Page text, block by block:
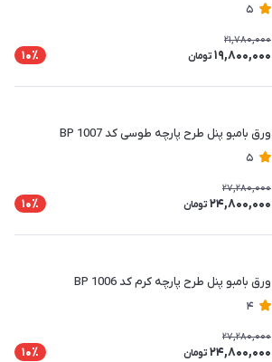
5
21,780,000
19,800,000 تومان 10٪
ورق بامبو پنل طرح پارچه طوسی کد BP 1007
5
27,280,000
24,800,000 تومان 10٪
ورق بامبو پنل طرح پارچه کرم کد BP 1006
4
27,280,000
24,800,000 تومان 10٪